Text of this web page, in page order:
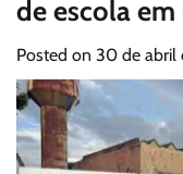
de escola em
Posted on 30 de abril